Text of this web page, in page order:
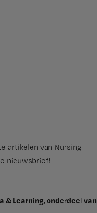
artikelen van Nursing
nieuwsbrief!
& Learning, onderdeel van